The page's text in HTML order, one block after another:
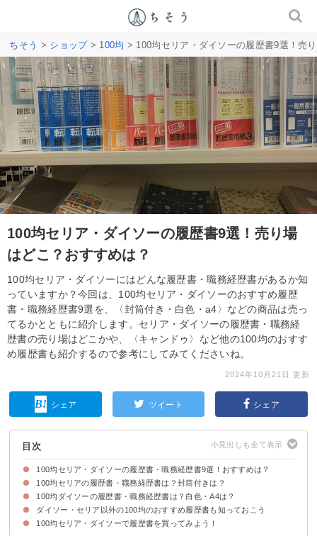
ちそう > ショップ> 100均 > 100均セリア・ダイソーの履歴書9選！売
100均セリア・ダイソーの履歴書9選！売り場
はどこ？おすすめは？
100均セリア・ダイソーにはどんな履歴書・職務経歴書があるか知
っていますか？今回は、100均セリア・ダイソーのおすすめ履歴
書・職務経歴書9選を、〈封筒付き・白色・a4〉などの商品は売っ
てるかとともに紹介します。セリア・ダイソーの履歴書・職務経
歴書の売り場はどこかや、〈キャンドゥ〉など他の100均のおすす
め履歴書も紹介するので参考にしてみてくださいね。
2024年10月21日 更新
シェア ツイート シェア
目次
100均セリア・ダイソーの履歴書・職務経歴書9選！おすすめは？
今回紹介する100均セリア・ダイソーの履歴書
100均で履歴書を購入する際は選び方に注意しよう
100均セリアの履歴書・職務経歴書は？封筒付きは？
①一般用履歴書用紙B5(税込110円)
②パート・アルバイト用履歴書用紙A4(税込110円)
③パート・アルバイト用履歴書用紙B5(税込110円)
④転職者用履歴書用紙A4(税込110円)
100均セリアの履歴書の売り場・コーナー
ちなみに100均セリアには履歴書用封筒単体でも売ってる
100均ダイソーの履歴書・職務経歴書は？白色・A4は？
①一般用履歴書用紙B5(税込110円)
②履歴書用紙B5(税込110円)
③履歴書用紙(税込110円)
④一般用・性別欄なし履歴書用紙B5(税込110円)
⑤パート・アルバイト用履歴書用紙A4(税込110円)
100均ダイソーの履歴書の売り場・コーナー
ダイソー・セリア以外の100均のおすすめ履歴書も知っておこう
①キャンドゥ｜一般用履歴書用紙B5(税込110円)
②キャンドゥ｜転職用履歴書A4(税込110円)
③ワッツ｜パート・アルバイト用履歴書用紙A4(税込110円)
100均セリア・ダイソーで履歴書を買ってみよう！